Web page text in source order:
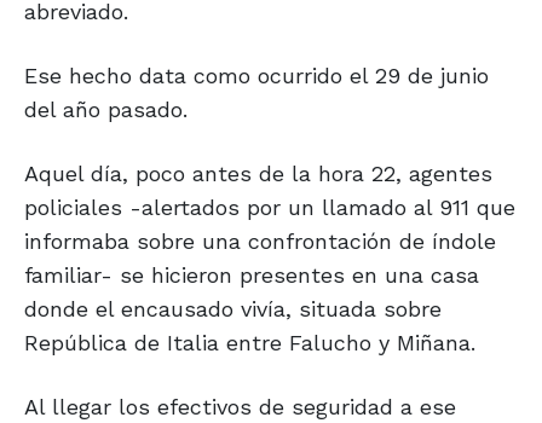
abreviado.
Ese hecho data como ocurrido el 29 de junio
del año pasado.
Aquel día, poco antes de la hora 22, agentes
policiales -alertados por un llamado al 911 que
informaba sobre una confrontación de índole
familiar- se hicieron presentes en una casa
donde el encausado vivía, situada sobre
República de Italia entre Falucho y Miñana.
Al llegar los efectivos de seguridad a ese